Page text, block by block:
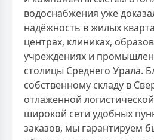
водоснабжения уже
надёжность в жилых
центрах, клиниках,
учреждениях и
столицы Среднего Урала.
собственному складу в
отлаженной
широкой сети удобных
заказов, мы гарантируем